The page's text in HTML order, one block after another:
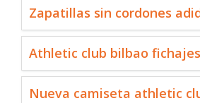
Zapatillas sin cordones
Athletic club bilbao fichajes
Nueva camiseta athletic